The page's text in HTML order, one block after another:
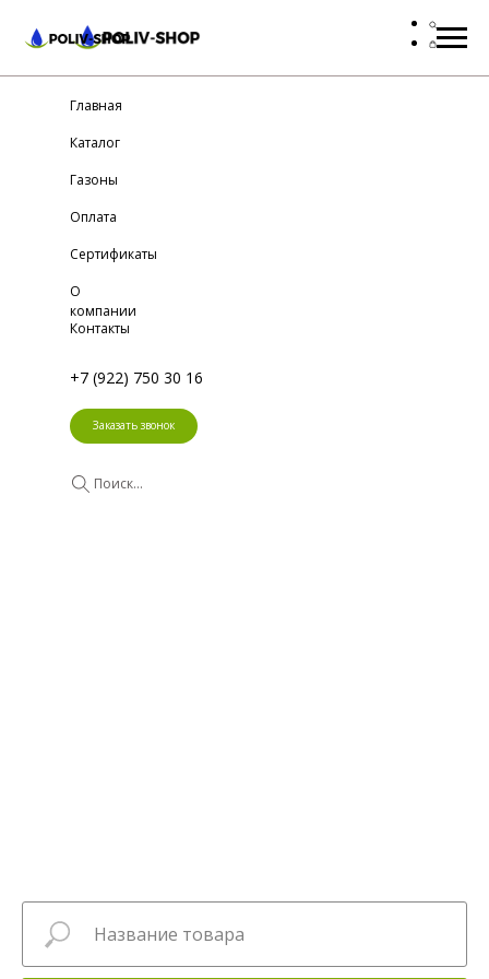
Заказать звонок
+7 (922) 750 30 16
Главная
Каталог
Газоны
Оплата
Сертификаты
О
компании
Контакты
Поиск...